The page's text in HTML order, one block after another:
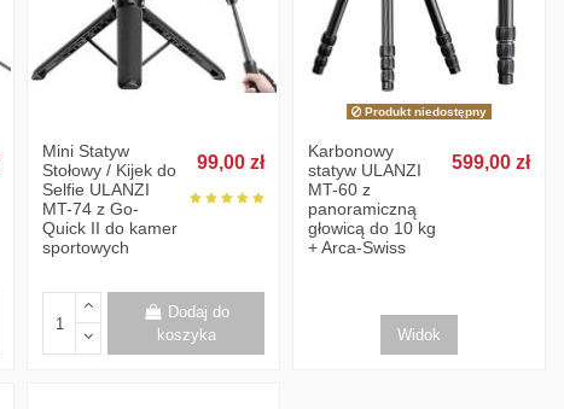
Mini Statyw
Stołowy / Kijek do
Selfie ULANZI
MT-74 z Go-
Quick II do kamer
sportowych
99,00 zł
Dodaj do
koszyka
Produkt niedostępny
Karbonowy
statyw ULANZI
MT-60 z
panoramiczną
głowicą do 10 kg
+ Arca-Swiss
599,00 zł
Widok